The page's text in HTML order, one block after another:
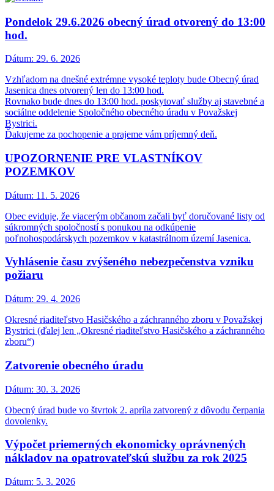
Pondelok 29.6.2026 obecný úrad otvorený do 13:00
hod.
Dátum: 29. 6. 2026
Vzhľadom na dnešné extrémne vysoké teploty bude Obecný úrad
Jasenica dnes otvorený len do 13:00 hod.
Rovnako bude dnes do 13:00 hod. poskytovať služby aj stavebné a
sociálne oddelenie Spoločného obecného úradu v Považskej
Bystrici.
Ďakujeme za pochopenie a prajeme vám príjemný deň.
UPOZORNENIE PRE VLASTNÍKOV
POZEMKOV
Dátum: 11. 5. 2026
Obec eviduje, že viacerým občanom začali byť doručované listy od
súkromných spoločností s ponukou na odkúpenie
poľnohospodárskych pozemkov v katastrálnom území Jasenica.
Vyhlásenie času zvýšeného nebezpečenstva vzniku
požiaru
Dátum: 29. 4. 2026
Okresné riaditeľstvo Hasičského a záchranného zboru v Považskej
Bystrici (ďalej len „Okresné riaditeľstvo Hasičského a záchranného
zboru“)
Zatvorenie obecného úradu
Dátum: 30. 3. 2026
Obecný úrad bude vo štvrtok 2. apríla zatvorený z dôvodu čerpania
dovolenky.
Výpočet priemerných ekonomicky oprávnených
nákladov na opatrovateľskú službu za rok 2025
Dátum: 5. 3. 2026